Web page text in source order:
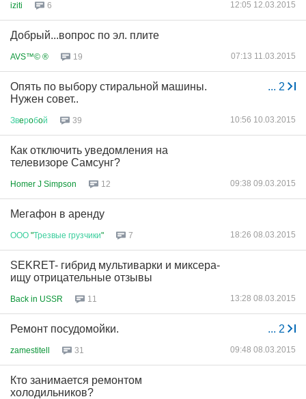
iziti 6 12:05 12.03.2015
Добрый...вопрос по эл. плите
AVS™© ® 19 07:13 11.03.2015
... 2
Опять по выбору стиральной машины.
Нужен совет..
Звeрoбoй 39 10:56 10.03.2015
Как отключить уведомления на
телевизоре Самсунг?
Homer J Simpson 12 09:38 09.03.2015
Мегафон в аренду
ООО "Трезвые грузчики" 7 18:26 08.03.2015
SEKRET- гибрид мультиварки и миксера-
ищу отрицательные отзывы
Back in USSR 11 13:28 08.03.2015
... 2
Ремонт посудомойки.
zamestitell 31 09:48 08.03.2015
Кто занимается ремонтом
холодильников?